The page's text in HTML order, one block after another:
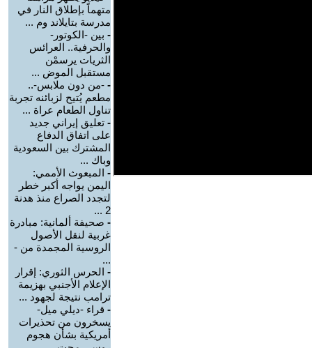
متهماً بإطلاق النار في
مدرسة بتايلاند وم ...
- بين -الكوتور-
والحرفية.. العرائس
الثريات يرسمْن
مستقبل الموض ...
- -من دون ملابس-..
مطعم يُتيح لزبائنه تجربة
تناول الطعام عراة ...
- تعليق إيراني جديد
على اتفاق الدفاع
المشترك بين السعودية
وباك ...
- المبعوث الأممي:
اليمن يواجه أكبر خطر
لتجدد الصراع منذ هدنة
2 ...
- صحيفة ألمانية: مبادرة
غربية لنقل الأصول
الروسية المجمدة من -
...
- الحرس الثوري: إقرار
الإعلام الأجنبي بهزيمة
ترامب نتيجة لجهود ...
- قراء -ديلي ميل-
يسخرون من تحذيرات
أمريكية بشأن هجوم